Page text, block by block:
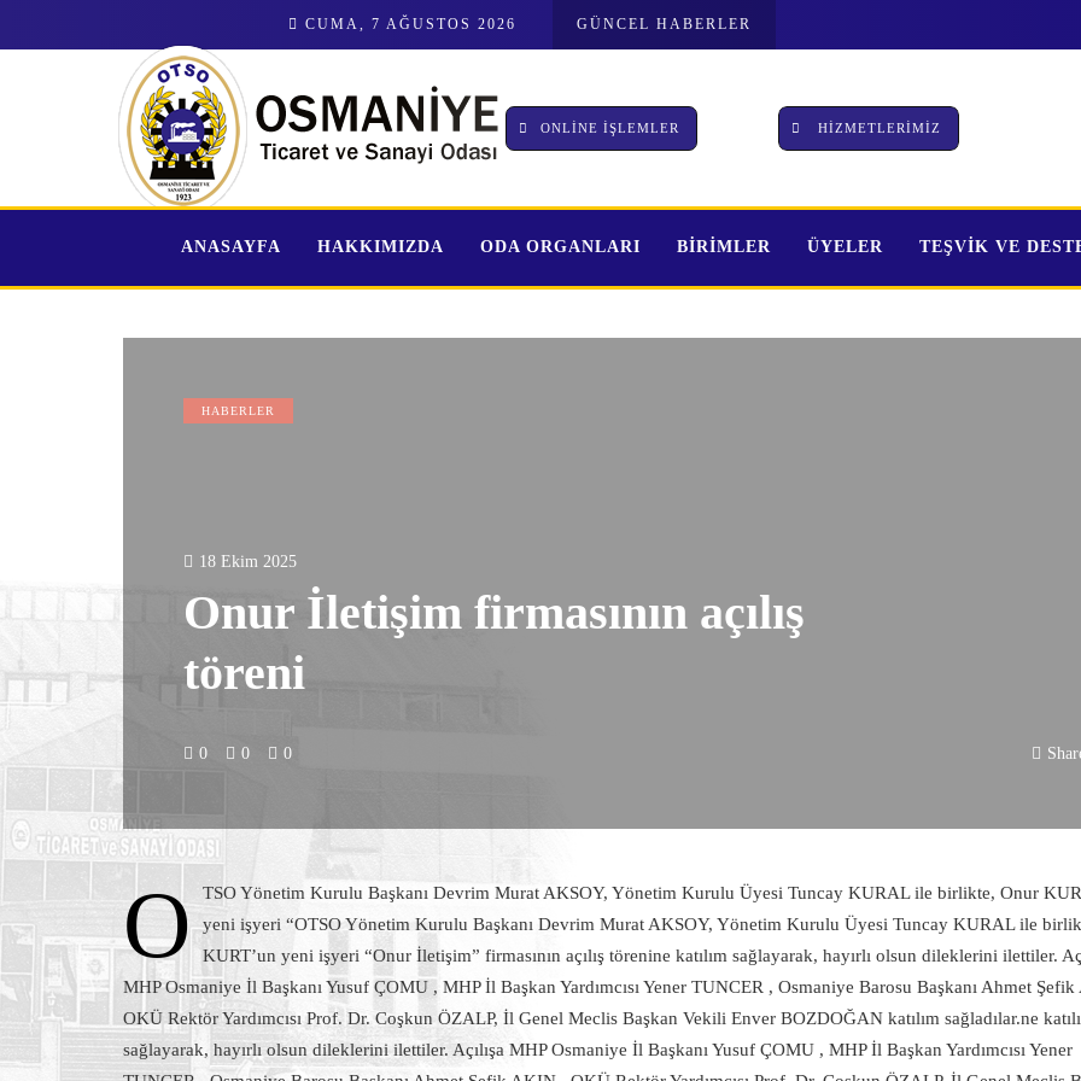
CUMA, 7 AĞUSTOS 2026 GÜNCEL HABERLER
ONLİNE İŞLEMLER HİZMETLERİMİZ
ANASAYFA HAKKIMIZDA ODA ORGANLARI BİRİMLER ÜYELER TEŞVİK VE
HABERLER
18 Ekim 2025
Onur İletişim firmasının açılış
töreni
0 0 0
O
TSO Yönetim Kurulu Başkanı Devrim Murat AKSOY, Yönetim Kurulu Üyesi Tuncay KURAL ile birlikte, Onur
yeni işyeri “OTSO Yönetim Kurulu Başkanı Devrim Murat AKSOY, Yönetim Kurulu Üyesi Tuncay KURAL ile
KURT’un yeni işyeri “Onur İletişim” firmasının açılış törenine katılım sağlayarak, hayırlı olsun dileklerini ilettiler.
MHP Osmaniye İl Başkanı Yusuf ÇOMU , MHP İl Başkan Yardımcısı Yener TUNCER , Osmaniye Barosu Başkanı Ahmet
OKÜ Rektör Yardımcısı Prof. Dr. Coşkun ÖZALP, İl Genel Meclis Başkan Vekili Enver BOZDOĞAN katılım sağladılar.ne
sağlayarak, hayırlı olsun dileklerini ilettiler. Açılışa MHP Osmaniye İl Başkanı Yusuf ÇOMU , MHP İl Başkan Yardımcısı Yener